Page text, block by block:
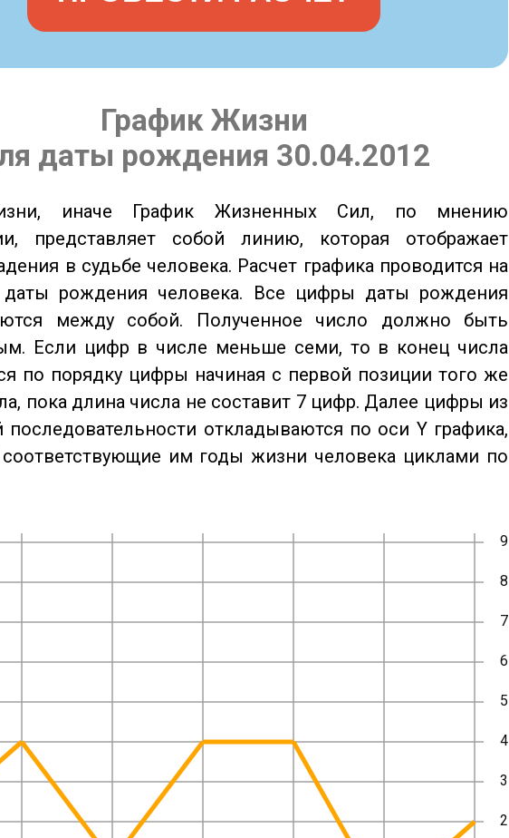
График Жизни
даты рождения 30.04.2012
иначе График Жизненных Сил, по мнению
представляет собой линию, которая отображает
в судьбе человека. Расчет графика проводится на
даты рождения человека. Все цифры даты рождения
между собой. Полученное число должно быть
Если цифр в числе меньше семи, то в конец числа
по порядку цифры начиная с первой позиции того же
пока длина числа не составит 7 цифр. Далее цифры из
последовательности откладываются по оси Y графика,
им годы жизни человека циклами по